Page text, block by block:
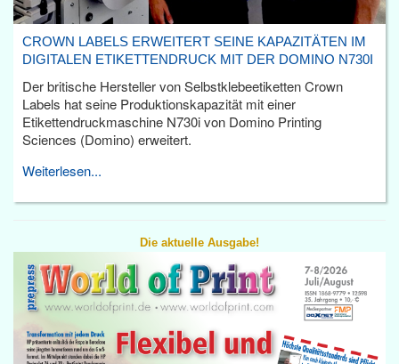
CROWN LABELS ERWEITERT SEINE KAPAZITÄTEN IM
DIGITALEN ETIKETTENDRUCK MIT DER DOMINO N730I
Der britische Hersteller von Selbstklebeetiketten Crown
Labels hat seine Produktionskapazität mit einer
Etikettendruckmaschine N730i von Domino Printing
Sciences (Domino) erweitert.
Weiterlesen...
Die aktuelle Ausgabe!